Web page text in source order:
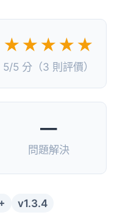
★★★★★
5/5 分（3 則評價）
—
問題解決
v1.3.4